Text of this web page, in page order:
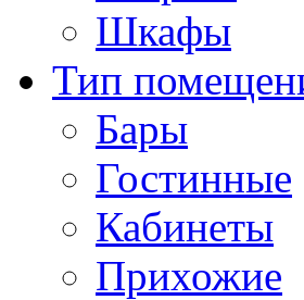
Шкафы
Тип
Бары
Гостинные
Кабинеты
Прихожие